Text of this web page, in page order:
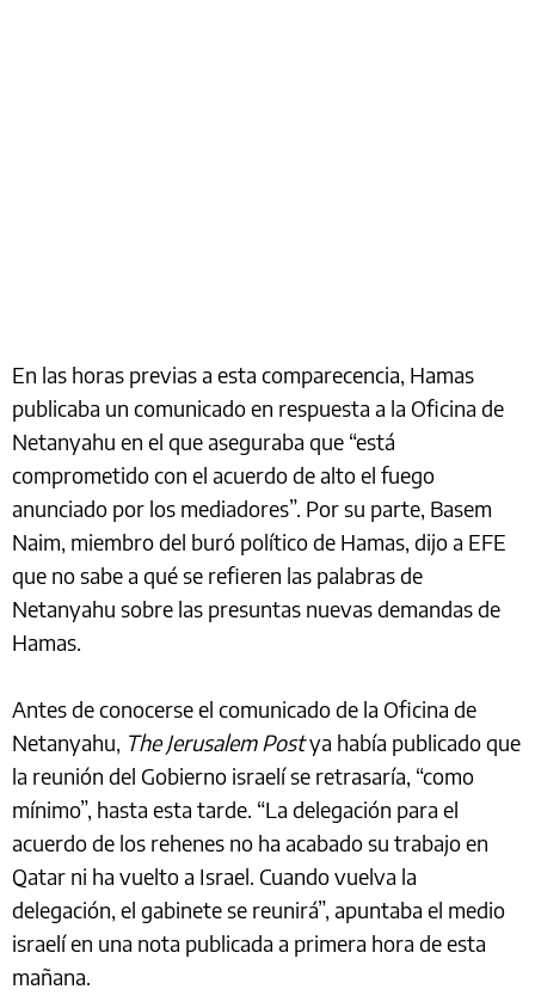
En las horas previas a esta comparecencia, Hamas
publicaba un comunicado en respuesta a la Oficina de
Netanyahu en el que aseguraba que “está
comprometido con el acuerdo de alto el fuego
anunciado por los mediadores”. Por su parte, Basem
Naim, miembro del buró político de Hamas, dijo a EFE
que no sabe a qué se refieren las palabras de
Netanyahu sobre las presuntas nuevas demandas de
Hamas.
Antes de conocerse el comunicado de la Oficina de
Netanyahu, The Jerusalem Postya había publicado que
la reunión del Gobierno israelí se retrasaría, “como
mínimo”, hasta esta tarde. “La delegación para el
acuerdo de los rehenes no ha acabado su trabajo en
Qatar ni ha vuelto a Israel. Cuando vuelva la
delegación, el gabinete se reunirá”, apuntaba el medio
israelí en una nota publicada a primera hora de esta
mañana.